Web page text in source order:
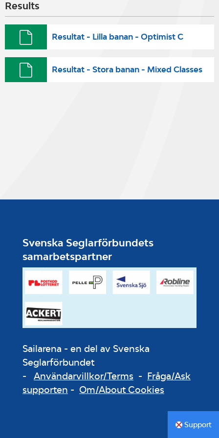
Results
Resultat - Lilla banan - Optimist C
Resultat - Stora banan - Mixed Classes
Svenska Seglarförbundets
samarbetspartner
Sailarena - en del av Svenska
Seglarförbundet
- Användarvillkor/Terms - Fråga/Ask
supporten - Om/About Cookies
Support